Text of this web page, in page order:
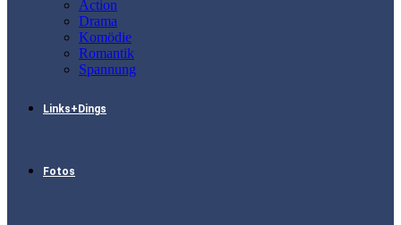
Action
Drama
Komödie
Romantik
Spannung
Links+Dings
Fotos